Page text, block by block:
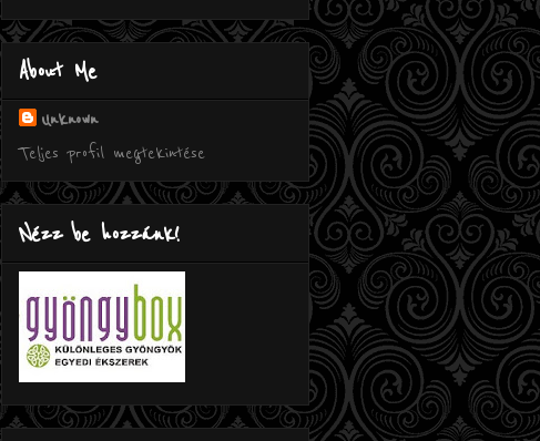
About Me
Unknown
Teljes profil megtekintése
Nézz be hozzánk!